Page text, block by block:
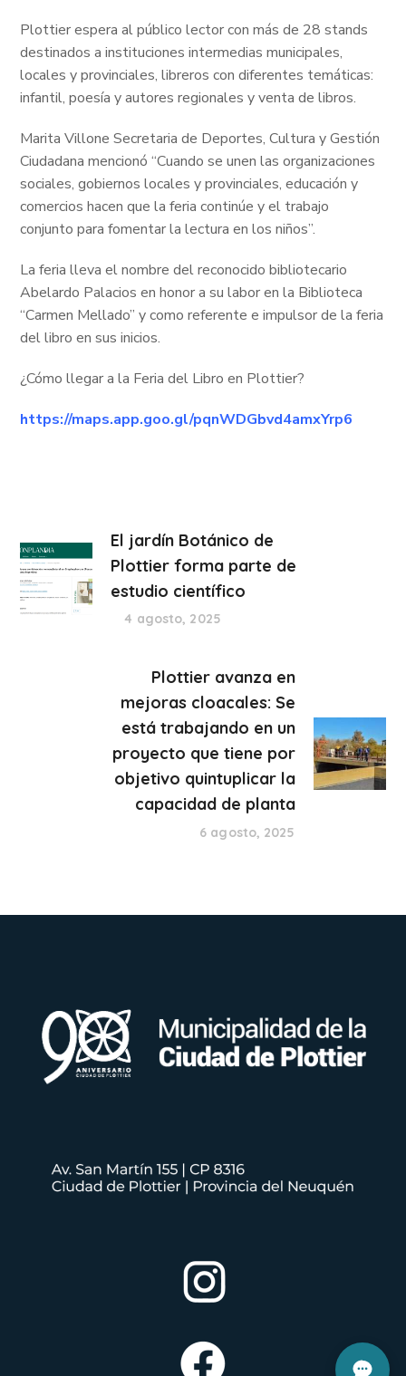
Plottier espera al público lector con más de 28 stands
destinados a instituciones intermedias municipales,
locales y provinciales, libreros con diferentes temáticas:
infantil, poesía y autores regionales y venta de libros.
Marita Villone Secretaria de Deportes, Cultura y Gestión
Ciudadana mencionó “Cuando se unen las organizaciones
sociales, gobiernos locales y provinciales, educación y
comercios hacen que la feria continúe y el trabajo
conjunto para fomentar la lectura en los niños”.
La feria lleva el nombre del reconocido bibliotecario
Abelardo Palacios en honor a su labor en la Biblioteca
“Carmen Mellado” y como referente e impulsor de la feria
del libro en sus inicios.
¿Cómo llegar a la Feria del Libro en Plottier?
https://maps.app.goo.gl/pqnWDGbvd4amxYrp6
El jardín Botánico de
Plottier forma parte de
estudio científico
4 agosto, 2025
Plottier avanza en
mejoras cloacales: Se
está trabajando en un
proyecto que tiene por
objetivo quintuplicar la
capacidad de planta
6 agosto, 2025